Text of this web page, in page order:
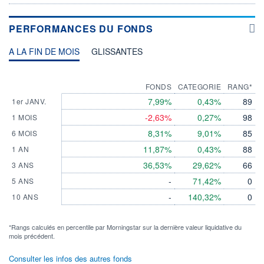
PERFORMANCES DU FONDS
A LA FIN DE MOIS GLISSANTES
1er JANV.
1 MOIS
6 MOIS
1 AN
3 ANS
5 ANS
10 ANS
FONDS
7,99%
-2,63%
8,31%
11,87%
36,53%
-
-
CATEGORIE
0,43%
0,27%
9,01%
0,43%
29,62%
71,42%
140,32%
RANG*
89
98
85
88
66
0
0
*Rangs calculés en percentile par Morningstar sur la dernière valeur liquidative du
mois précédent.
Consulter les infos des autres fonds